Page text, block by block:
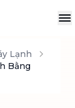
Lạnh
Bằng